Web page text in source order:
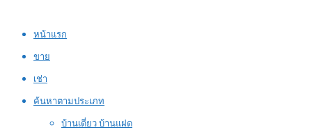
หน้าแรก
ขาย
เช่า
ค้นหาตามประเภท
บ้านเดี่ยว บ้านแฝด